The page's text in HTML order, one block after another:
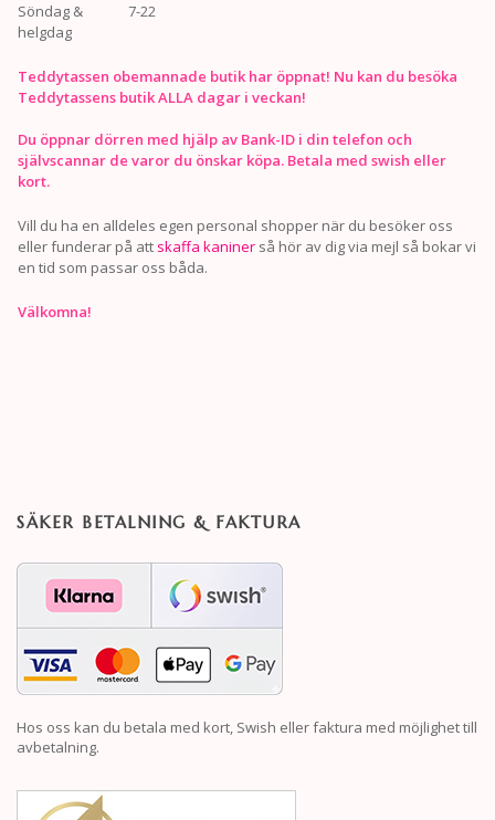
Söndag &
helgdag
7-22
Teddytassen obemannade butik har öppnat! Nu kan du besöka
Teddytassens butik ALLA dagar i veckan!
Du öppnar dörren med hjälp av Bank-ID i din telefon och
självscannar de varor du önskar köpa. Betala med swish eller
kort.
Vill du ha en alldeles egen personal shopper när du besöker oss
eller funderar på att skaffa kaniner så hör av dig via mejl så bokar vi
en tid som passar oss båda.
Välkomna!
SÄKER BETALNING & FAKTURA
Hos oss kan du betala med kort, Swish eller faktura med möjlighet till
avbetalning.